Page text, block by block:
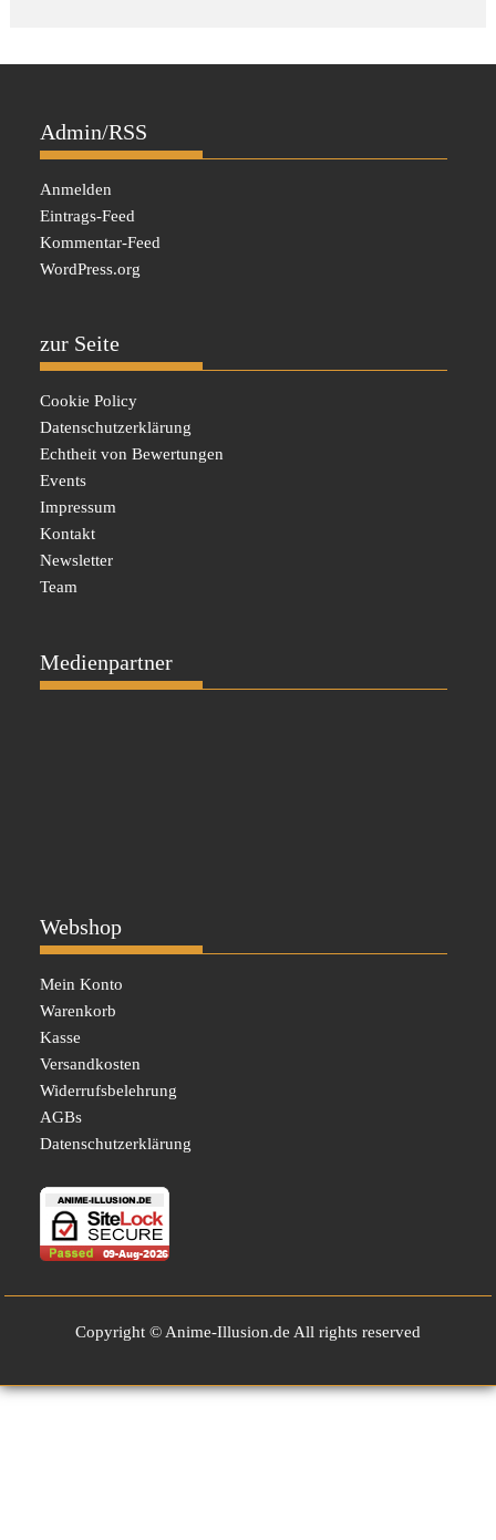
Admin/RSS
Anmelden
Eintrags-Feed
Kommentar-Feed
WordPress.org
zur Seite
Cookie Policy
Datenschutzerklärung
Echtheit von Bewertungen
Events
Impressum
Kontakt
Newsletter
Team
Medienpartner
Webshop
Mein Konto
Warenkorb
Kasse
Versandkosten
Widerrufsbelehrung
AGBs
Datenschutzerklärung
Copyright © Anime-Illusion.de All rights reserved